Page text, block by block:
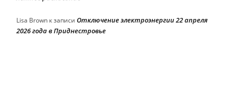
Lisa Brown к записи Отключение электроэнергии 22 апреля
2026 года в Приднестровье